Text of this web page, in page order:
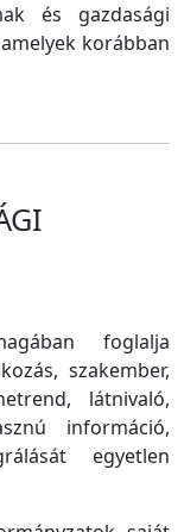
és gazdasági
korábban
foglalja
szakember,
látnivaló,
információ,
egyetlen